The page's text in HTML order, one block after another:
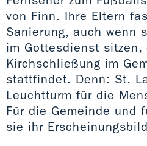
von Finn. Ihre Eltern
Sanierung, auch wenn
im Gottesdienst
Kirchschließung im
stattfindet. Denn: St.
Leuchtturm für die
Für die Gemeinde und
sie ihr